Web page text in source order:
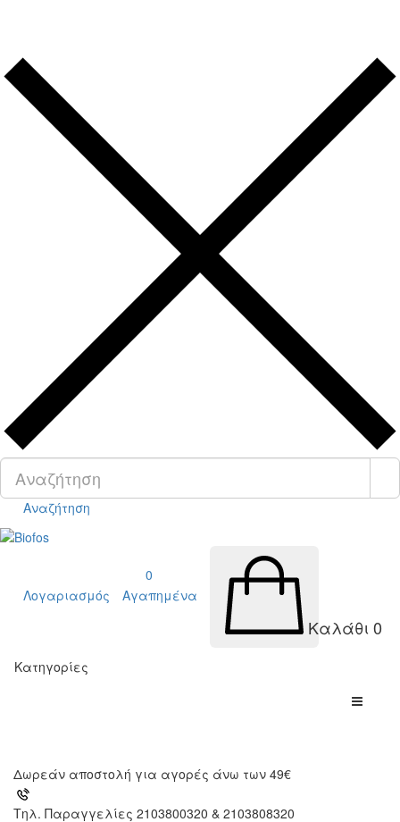
Αναζήτηση
Λογαριασμός
0
Αγαπημένα
Καλάθι 0
Κατηγορίες
Δωρεάν αποστολή για αγορές άνω των 49€
Τηλ. Παραγγελίες 2103800320 & 2103808320